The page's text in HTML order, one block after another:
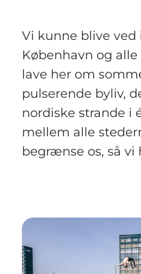
Vi kunne blive ved
København og
lave her om
pulserende byliv,
nordiske strande i
mellem alle
begrænse os, så vi